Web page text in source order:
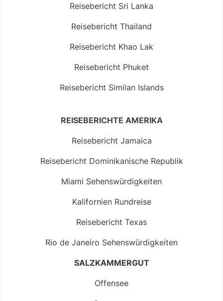
Reisebericht Sri Lanka
Reisebericht Thailand
Reisebericht Khao Lak
Reisebericht Phuket
Reisebericht Similan Islands
REISEBERICHTE AMERIKA
Reisebericht Jamaica
Reisebericht Dominikanische Republik
Miami Sehenswürdigkeiten
Kalifornien Rundreise
Reisebericht Texas
Rio de Janeiro Sehenswürdigkeiten
SALZKAMMERGUT
Offensee